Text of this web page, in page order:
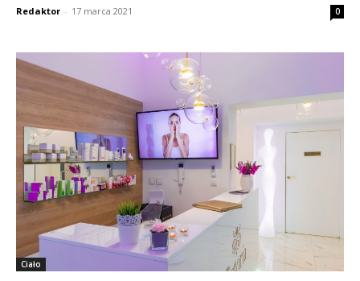
Redaktor - 17 marca 2021 0
Ciało